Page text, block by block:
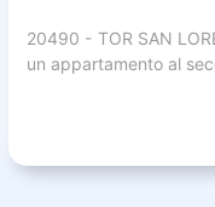
20490 - TOR SAN
un appartamento al